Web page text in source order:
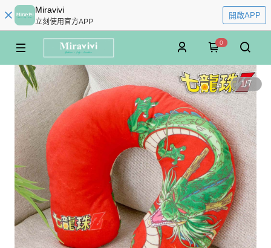
Miravivi
立刻使用官方APP
開啟APP
0
1/7